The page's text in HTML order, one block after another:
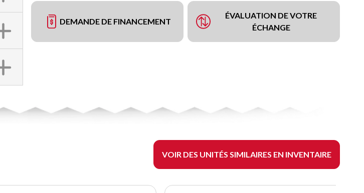
DEMANDE DE FINANCEMENT
ÉVALUATION DE VOTRE
ÉCHANGE
VOIR DES UNITÉS SIMILAIRES EN INVENTAIRE